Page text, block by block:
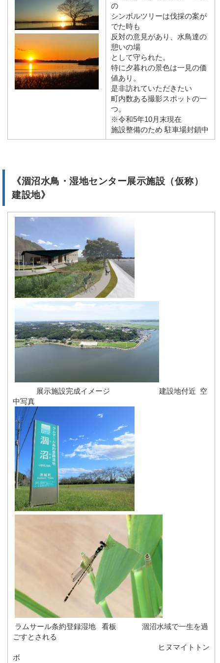
の
シンボルツリーは伐採の案が
でた時も
反対の意見があり、水鳥達の
憩いの場
として守られた。
特に夕暮れの景色は一見の価
値あり。
是非訪れていただきたい
町内数ある撮影スポットの一
つ。
※令和5年10月末現在
施設整備のため 駐車場封鎖中
《涸沼水鳥・湿地センター展示施設（仮称）
建設地》
展示施設完成イメージ 建設地付近 空
中写真
ラムサール条約登録湿地 看板 涸沼水域で一生を過
ごすとされる
ヒヌマイトトン
ボ